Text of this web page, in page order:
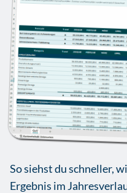
So siehst du schneller,
Ergebnis im